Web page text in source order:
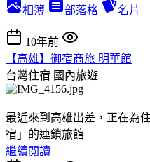
相簿 部落格 名片
10年前
【高雄】御宿商旅 明華館
台灣住宿 國內旅遊
最近來到高雄出差，正在為
宿」的連鎖旅館
繼續閱讀